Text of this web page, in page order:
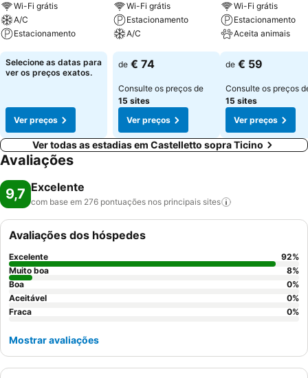
Wi-Fi grátis
A/C
Estacionamento
Ver preços
Selecione as datas para
ver os preços exatos.
Ver preços
Wi-Fi grátis
Estacionamento
A/C
Ver preços
de € 74
Consulte os preços de
15 sites
Ver preços
Wi-Fi grátis
Estacionamento
Aceita animais
Ver preços
de € 59
Consulte os preços
15 sites
Ver preços
Ver todas as estadias em Castelletto sopra Ticino
Avaliações
9,7 Excelente
com base em 276 pontuações nos principais sites
Avaliações dos hóspedes
Excelente 92%
Muito boa
8%
Boa
0%
Aceitável
0%
Fraca
0%
Mostrar avaliações